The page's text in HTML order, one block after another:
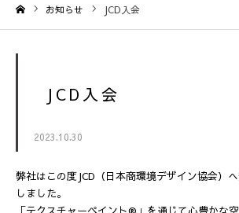
お知らせ JCD入会
JCD入会
2023.10.30
弊社はこの度JCD（日本商環境デザイン協会）
しました。